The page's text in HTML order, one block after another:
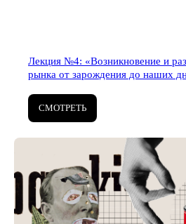
Лекция №4: «Возникновение и
рынка от зарождения до наших
СМОТРЕТЬ